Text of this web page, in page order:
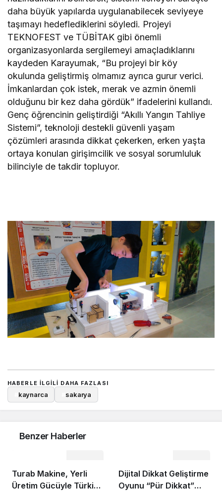
daha büyük yapılarda uygulanabilecek seviyeye
taşımayı hedeflediklerini söyledi. Projeyi
TEKNOFEST ve TÜBİTAK gibi önemli
organizasyonlarda sergilemeyi amaçladıklarını
kaydeden Karayumak, “Bu projeyi bir köy
okulunda geliştirmiş olmamız ayrıca gurur verici.
İmkanlardan çok istek, merak ve azmin önemli
olduğunu bir kez daha gördük” ifadelerini kullandı.
Genç öğrencinin geliştirdiği “Akıllı Yangın Tahliye
Sistemi”, teknoloji destekli güvenli yaşam
çözümleri arasında dikkat çekerken, erken yaşta
ortaya konulan girişimcilik ve sosyal sorumluluk
bilinciyle de takdir topluyor.
HABERLE ILGILI DAHA FAZLASI
kaynarca sakarya
Benzer Haberler
Turab Makine, Yerli
Üretim Gücüyle Türkiye
Dijital Dikkat Geliştirme
Oyunu “Pür Dikkat”